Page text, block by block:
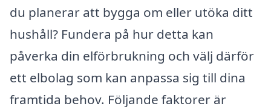
du planerar att bygga om eller utöka ditt
hushåll? Fundera på hur detta kan
påverka din elförbrukning och välj därför
ett elbolag som kan anpassa sig till dina
framtida behov. Följande faktorer är